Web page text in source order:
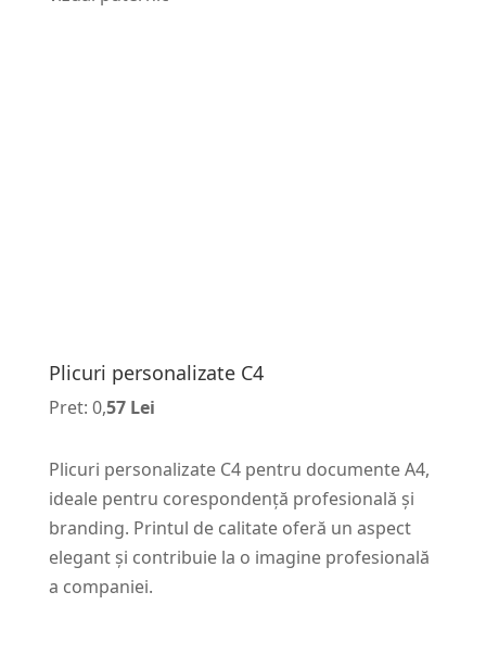
Plicuri personalizate C4
Pret: 0,57 Lei
Plicuri personalizate C4 pentru documente A4,
ideale pentru corespondență profesională și
branding. Printul de calitate oferă un aspect
elegant și contribuie la o imagine profesională
a companiei.